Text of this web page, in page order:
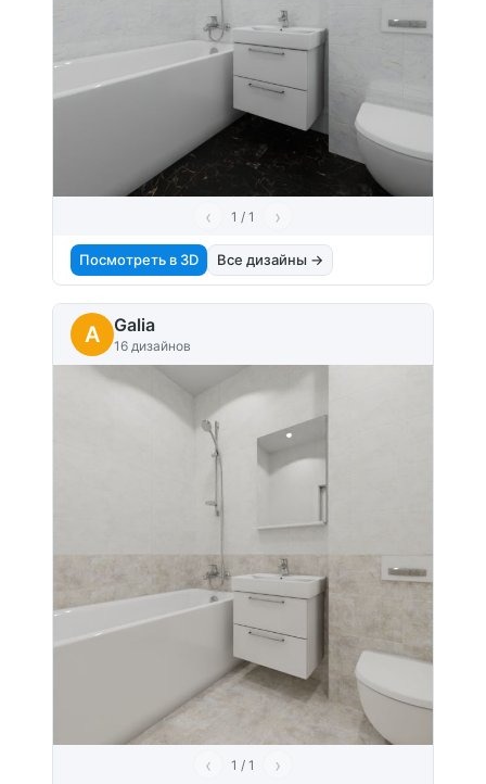
‹ 1 / 1 ›
Посмотреть в 3D Все дизайны →
A Galia
16 дизайнов
‹ 1 / 1 ›